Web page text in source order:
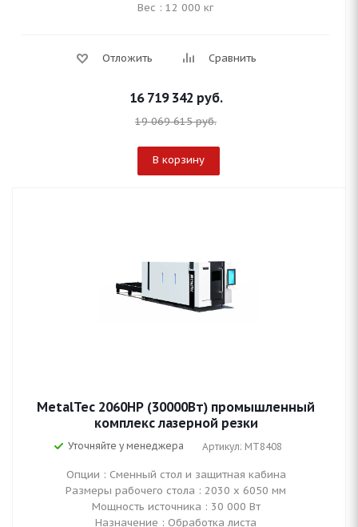
Вес : 12 000 кг
Отложить Сравнить
16 719 342 руб.
19 069 615руб.
В корзину
MetalTec 2060HP (30000Вт) промышленный
комплекс лазерной резки
Уточняйте у менеджера Артикул: MT8408
Опции : Сменный стол и защитная кабина
Размеры рабочего стола : 2030 х 6050 мм
Мощность источника : 30 000 Вт
Назначение : Обработка листа